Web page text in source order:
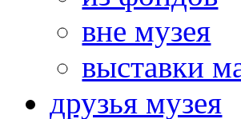
вне музея
выставки
друзья музея